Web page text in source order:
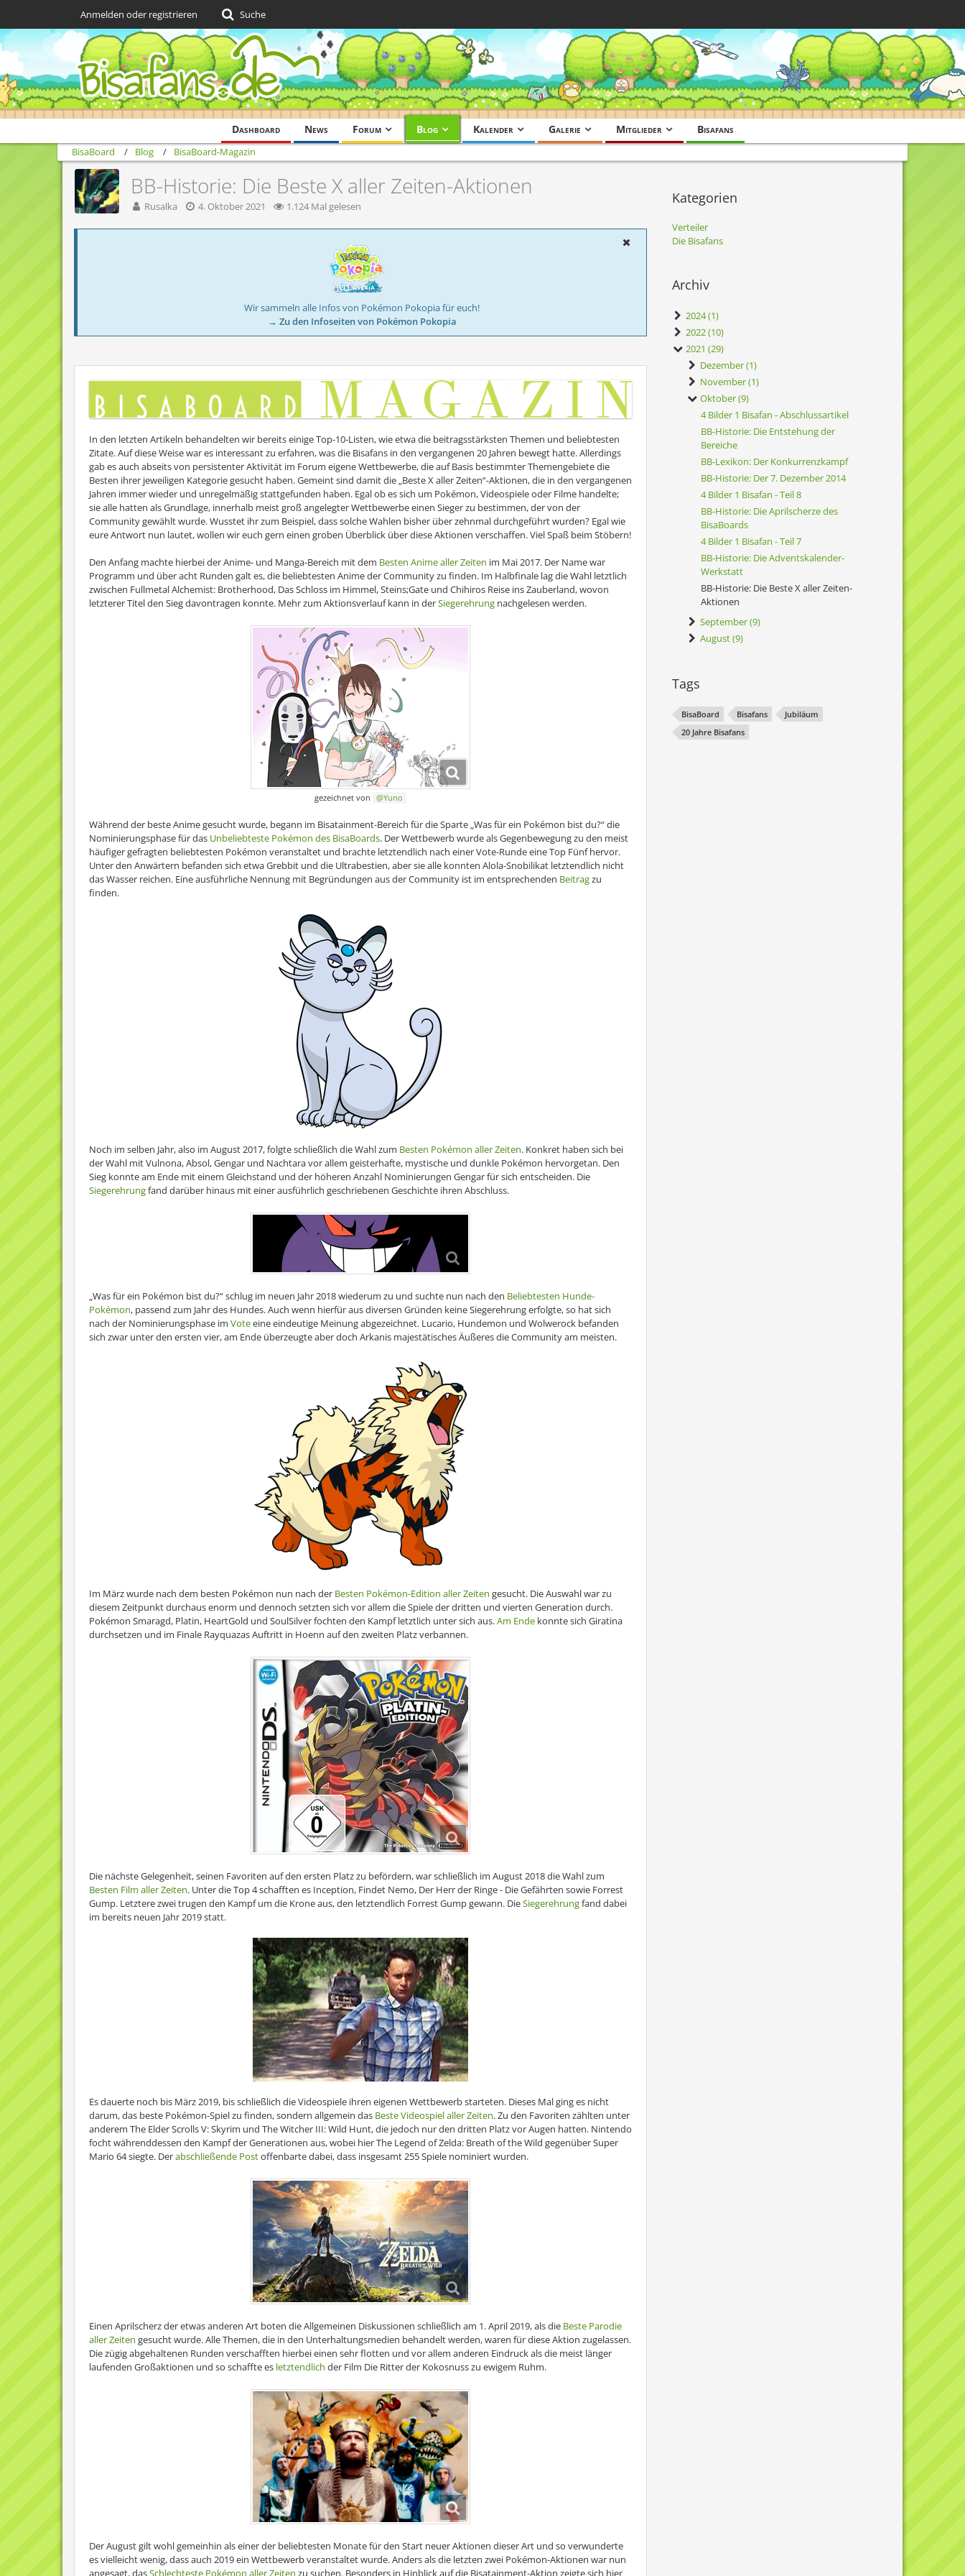
Dashboard News Forum Blog Kalender Galerie Mitglieder Bisafans
Anmelden oder registrieren Suche
BisaBoard Blog BisaBoard-Magazin
BB-Historie: Die Beste X aller Zeiten-Aktionen
Rusalka 4. Oktober 2021 1.124 Mal gelesen
Wir sammeln alle Infos von Pokémon Pokopia für euch!
→ Zu den Infoseiten von Pokémon Pokopia
In den letzten Artikeln behandelten wir bereits einige Top-10-Listen, wie etwa die beitragsstärksten Themen und beliebtesten
Zitate. Auf diese Weise war es interessant zu erfahren, was die Bisafans in den vergangenen 20 Jahren bewegt hatte. Allerdings
gab es auch abseits von persistenter Aktivität im Forum eigene Wettbewerbe, die auf Basis bestimmter Themengebiete die
Besten ihrer jeweiligen Kategorie gesucht haben. Gemeint sind damit die „Beste X aller Zeiten“-Aktionen, die in den vergangenen
Jahren immer wieder und unregelmäßig stattgefunden haben. Egal ob es sich um Pokémon, Videospiele oder Filme handelte;
sie alle hatten als Grundlage, innerhalb meist groß angelegter Wettbewerbe einen Sieger zu bestimmen, der von der
Community gewählt wurde. Wusstet ihr zum Beispiel, dass solche Wahlen bisher über zehnmal durchgeführt wurden? Egal wie
eure Antwort nun lautet, wollen wir euch gern einen groben Überblick über diese Aktionen verschaffen. Viel Spaß beim Stöbern!
Den Anfang machte hierbei der Anime- und Manga-Bereich mit dem Besten Anime aller Zeiten im Mai 2017. Der Name war
Programm und über acht Runden galt es, die beliebtesten Anime der Community zu finden. Im Halbfinale lag die Wahl letztlich
zwischen Fullmetal Alchemist: Brotherhood, Das Schloss im Himmel, Steins;Gate und Chihiros Reise ins Zauberland, wovon
letzterer Titel den Sieg davontragen konnte. Mehr zum Aktionsverlauf kann in derSiegerehrung nachgelesen werden.
gezeichnet von Yuno
Während der beste Anime gesucht wurde, begann im Bisatainment-Bereich für die Sparte „Was für ein Pokémon bist du?“ die
Nominierungsphase für das Unbeliebteste Pokémon des BisaBoards. Der Wettbewerb wurde als Gegenbewegung zu den meist
häufiger gefragten beliebtesten Pokémon veranstaltet und brachte letztendlich nach einer Vote-Runde eine Top Fünf hervor.
Unter den Anwärtern befanden sich etwa Grebbit und die Ultrabestien, aber sie alle konnten Alola-Snobilikat letztendlich nicht
das Wasser reichen. Eine ausführliche Nennung mit Begründungen aus der Community ist im entsprechenden Beitragzu
finden.
Noch im selben Jahr, also im August 2017, folgte schließlich die Wahl zum Besten Pokémon aller Zeiten. Konkret haben sich bei
der Wahl mit Vulnona, Absol, Gengar und Nachtara vor allem geisterhafte, mystische und dunkle Pokémon hervorgetan. Den
Sieg konnte am Ende mit einem Gleichstand und der höheren Anzahl Nominierungen Gengar für sich entscheiden. Die
Siegerehrungfand darüber hinaus mit einer ausführlich geschriebenen Geschichte ihren Abschluss.
„Was für ein Pokémon bist du?“ schlug im neuen Jahr 2018 wiederum zu und suchte nun nach den Beliebtesten Hunde-
Pokémon, passend zum Jahr des Hundes. Auch wenn hierfür aus diversen Gründen keine Siegerehrung erfolgte, so hat sich
nach der Nominierungsphase im Voteeine eindeutige Meinung abgezeichnet. Lucario, Hundemon und Wolwerock befanden
sich zwar unter den ersten vier, am Ende überzeugte aber doch Arkanis majestätisches Äußeres die Community am meisten.
Im März wurde nach dem besten Pokémon nun nach der Besten Pokémon-Edition aller Zeiten gesucht. Die Auswahl war zu
diesem Zeitpunkt durchaus enorm und dennoch setzten sich vor allem die Spiele der dritten und vierten Generation durch.
Pokémon Smaragd, Platin, HeartGold und SoulSilver fochten den Kampf letztlich unter sich aus.Am Ende konnte sich Giratina
durchsetzen und im Finale Rayquazas Auftritt in Hoenn auf den zweiten Platz verbannen.
Die nächste Gelegenheit, seinen Favoriten auf den ersten Platz zu befördern, war schließlich im August 2018 die Wahl zum
Besten Film aller Zeiten. Unter die Top 4 schafften es Inception, Findet Nemo, Der Herr der Ringe - Die Gefährten sowie Forrest
Gump. Letztere zwei trugen den Kampf um die Krone aus, den letztendlich Forrest Gump gewann. DieSiegerehrungfand dabei
im bereits neuen Jahr 2019 statt.
Es dauerte noch bis März 2019, bis schließlich die Videospiele ihren eigenen Wettbewerb starteten. Dieses Mal ging es nicht
darum, das beste Pokémon-Spiel zu finden, sondern allgemein das Beste Videospiel aller Zeiten. Zu den Favoriten zählten unter
anderem The Elder Scrolls V: Skyrim und The Witcher III: Wild Hunt, die jedoch nur den dritten Platz vor Augen hatten. Nintendo
focht währenddessen den Kampf der Generationen aus, wobei hier The Legend of Zelda: Breath of the Wild gegenüber Super
Mario 64 siegte. Derabschließende Postoffenbarte dabei, dass insgesamt 255 Spiele nominiert wurden.
Einen Aprilscherz der etwas anderen Art boten die Allgemeinen Diskussionen schließlich am 1. April 2019, als die Beste Parodie
aller Zeiten gesucht wurde. Alle Themen, die in den Unterhaltungsmedien behandelt werden, waren für diese Aktion zugelassen.
Die zügig abgehaltenen Runden verschafften hierbei einen sehr flotten und vor allem anderen Eindruck als die meist länger
laufenden Großaktionen und so schaffte es letztendlich der Film Die Ritter der Kokosnuss zu ewigem Ruhm.
Der August gilt wohl gemeinhin als einer der beliebtesten Monate für den Start neuer Aktionen dieser Art und so verwunderte
es vielleicht wenig, dass auch 2019 ein Wettbewerb veranstaltet wurde. Anders als die letzten zwei Pokémon-Aktionen war nun
angesagt, dasSchlechteste Pokémon aller Zeiten zu suchen. Besonders in Hinblick auf die Bisatainment-Aktion zeigte sich hier
Kategorien
Verteiler
Die Bisafans
Archiv
2024 (1)
2022 (10)
2021 (29)
Dezember (1)
November (1)
Oktober (9)
4 Bilder 1 Bisafan - Abschlussartikel
BB-Historie: Die Entstehung der
Bereiche
BB-Lexikon: Der Konkurrenzkampf
BB-Historie: Der 7. Dezember 2014
4 Bilder 1 Bisafan - Teil 8
BB-Historie: Die Aprilscherze des
BisaBoards
4 Bilder 1 Bisafan - Teil 7
BB-Historie: Die Adventskalender-
Werkstatt
BB-Historie: Die Beste X aller Zeiten-
Aktionen
September (9)
August (9)
Tags
BisaBoard Bisafans
Jubiläum
20 Jahre Bisafans